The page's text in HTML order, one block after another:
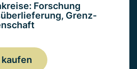
Forschung
Grenz-
kaufen